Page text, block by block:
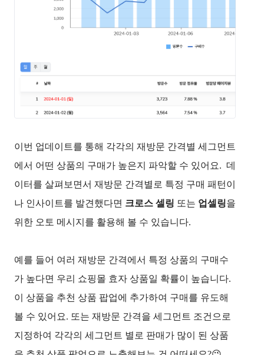
이번 업데이트를 통해 각각의 재방문 간격별 세그먼트
에서 어떤 상품의 구매가 높은지 파악할 수 있어요.  데
이터를 살펴보면서 재방문 간격별로 특정 구매 패턴이
나 인사이트를 발견했다면 크로스 셀링 또는 업셀링을
위한 오토 메시지를 활용해 볼 수 있습니다.
예를 들어 여러 재방문 간격에서 특정 상품의 구매수
가 높다면 우리 쇼핑몰 효자 상품일 확률이 높습니다.
이 상품을 추천 상품 팝업에 추가하여 구매를 유도해
볼 수 있어요. 또는 재방문 간격을 세그먼트 조건으로
지정하여 각각의 세그먼트 별로 판매가 많이 된 상품